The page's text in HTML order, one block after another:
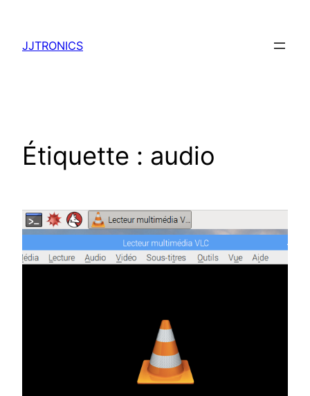
contenu
JJTRONICS
Étiquette : audio